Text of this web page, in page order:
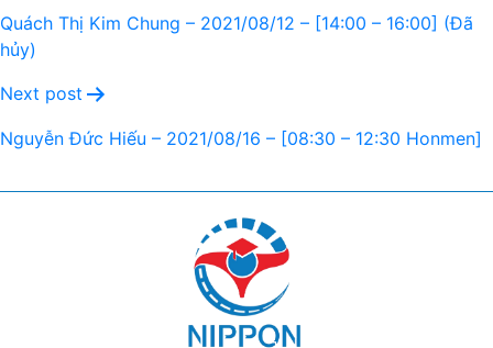
Quách Thị Kim Chung – 2021/08/12 – [14:00 – 16:00] (Đã
hủy)
Next post
Nguyễn Đức Hiếu – 2021/08/16 – [08:30 – 12:30 Honmen]